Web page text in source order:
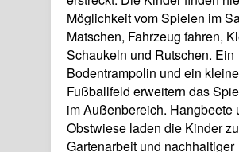
Möglichkeit vom Spielen im
Matschen, Fahrzeug fahren,
Schaukeln und Rutschen. Ein
Bodentrampolin und ein
Fußballfeld erweitern das
im Außenbereich. Hangbeete
Obstwiese laden die Kinder
Gartenarbeit und nachhaltiger